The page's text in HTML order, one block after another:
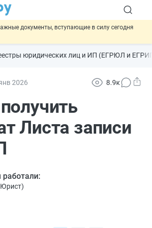
документы, вступающие в силу сегодня
о блокировке продажи опасных товаров через
ошибок в документах предлагают
единые критерии трудовых и ГПХ-
юридических лиц и ИП (ЕГРЮЛ и
2026 8.9к
Листа записи
Юрист)